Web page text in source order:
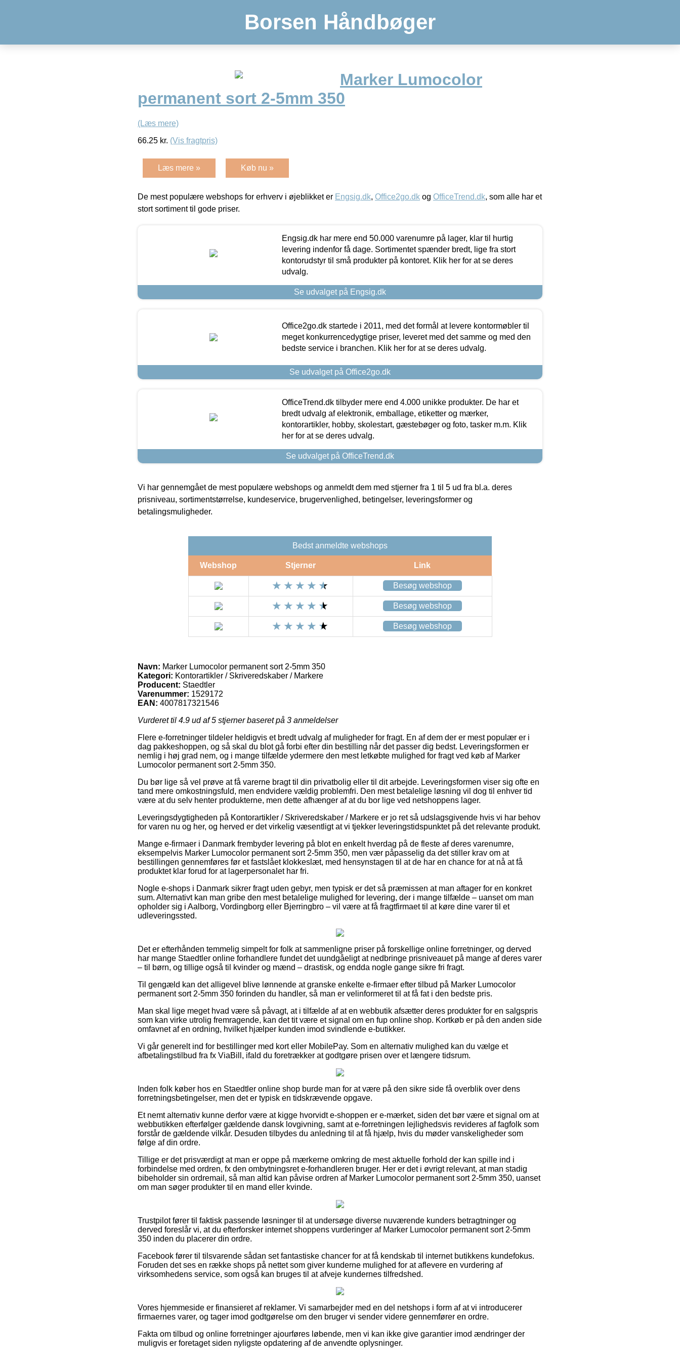
Borsen Håndbøger
Marker Lumocolor
permanent sort 2-5mm 350
(Læs mere)
66.25 kr. (Vis fragtpris)
Læs mere » Køb nu »
De mest populære webshops for erhverv i øjeblikket er Engsig.dk, Office2go.dk og OfficeTrend.dk, som alle har et
stort sortiment til gode priser.
Engsig.dk har mere end 50.000 varenumre på lager, klar til hurtig
levering indenfor få dage. Sortimentet spænder bredt, lige fra stort
kontorudstyr til små produkter på kontoret. Klik her for at se deres
udvalg.
Se udvalget på Engsig.dk
Office2go.dk startede i 2011, med det formål at levere kontormøbler til
meget konkurrencedygtige priser, leveret med det samme og med den
bedste service i branchen. Klik her for at se deres udvalg.
Se udvalget på Office2go.dk
OfficeTrend.dk tilbyder mere end 4.000 unikke produkter. De har et
bredt udvalg af elektronik, emballage, etiketter og mærker,
kontorartikler, hobby, skolestart, gæstebøger og foto, tasker m.m. Klik
her for at se deres udvalg.
Se udvalget på OfficeTrend.dk
Vi har gennemgået de mest populære webshops og anmeldt dem med stjerner fra 1 til 5 ud fra bl.a. deres
prisniveau, sortimentstørrelse, kundeservice, brugervenlighed, betingelser, leveringsformer og
betalingsmuligheder.
Bedst anmeldte webshops
Webshop Stjerner Link
Besøg webshop
Besøg webshop
Besøg webshop
Navn: Marker Lumocolor permanent sort 2-5mm 350
Kategori: Kontorartikler / Skriveredskaber / Markere
Producent: Staedtler
Varenummer: 1529172
EAN: 4007817321546
Vurderet til 4.9 ud af 5 stjerner baseret på 3 anmeldelser
Flere e-forretninger tildeler heldigvis et bredt udvalg af muligheder for fragt. En af dem der er mest populær er i
dag pakkeshoppen, og så skal du blot gå forbi efter din bestilling når det passer dig bedst. Leveringsformen er
nemlig i høj grad nem, og i mange tilfælde ydermere den mest letkøbte mulighed for fragt ved køb af Marker
Lumocolor permanent sort 2-5mm 350.
Du bør lige så vel prøve at få varerne bragt til din privatbolig eller til dit arbejde. Leveringsformen viser sig ofte en
tand mere omkostningsfuld, men endvidere vældig problemfri. Den mest betalelige løsning vil dog til enhver tid
være at du selv henter produkterne, men dette afhænger af at du bor lige ved netshoppens lager.
Leveringsdygtigheden på Kontorartikler / Skriveredskaber / Markere er jo ret så udslagsgivende hvis vi har behov
for varen nu og her, og herved er det virkelig væsentligt at vi tjekker leveringstidspunktet på det relevante produkt.
Mange e-firmaer i Danmark frembyder levering på blot en enkelt hverdag på de fleste af deres varenumre,
eksempelvis Marker Lumocolor permanent sort 2-5mm 350, men vær påpasselig da det stiller krav om at
bestillingen gennemføres før et fastslået klokkeslæt, med hensynstagen til at de har en chance for at nå at få
produktet klar forud for at lagerpersonalet har fri.
Nogle e-shops i Danmark sikrer fragt uden gebyr, men typisk er det så præmissen at man aftager for en konkret
sum. Alternativt kan man gribe den mest betalelige mulighed for levering, der i mange tilfælde – uanset om man
opholder sig i Aalborg, Vordingborg eller Bjerringbro – vil være at få fragtfirmaet til at køre dine varer til et
udleveringssted.
Det er efterhånden temmelig simpelt for folk at sammenligne priser på forskellige online forretninger, og derved
har mange Staedtler online forhandlere fundet det uundgåeligt at nedbringe prisniveauet på mange af deres varer
– til børn, og tillige også til kvinder og mænd – drastisk, og endda nogle gange sikre fri fragt.
Til gengæld kan det alligevel blive lønnende at granske enkelte e-firmaer efter tilbud på Marker Lumocolor
permanent sort 2-5mm 350 forinden du handler, så man er velinformeret til at få fat i den bedste pris.
Man skal lige meget hvad være så påvagt, at i tilfælde af at en webbutik afsætter deres produkter for en salgspris
som kan virke utrolig fremragende, kan det tit være et signal om en fup online shop. Kortkøb er på den anden side
omfavnet af en ordning, hvilket hjælper kunden imod svindlende e-butikker.
Vi går generelt ind for bestillinger med kort eller MobilePay. Som en alternativ mulighed kan du vælge et
afbetalingstilbud fra fx ViaBill, ifald du foretrækker at godtgøre prisen over et længere tidsrum.
Inden folk køber hos en Staedtler online shop burde man for at være på den sikre side få overblik over dens
forretningsbetingelser, men det er typisk en tidskrævende opgave.
Et nemt alternativ kunne derfor være at kigge hvorvidt e-shoppen er e-mærket, siden det bør være et signal om at
webbutikken efterfølger gældende dansk lovgivning, samt at e-forretningen lejlighedsvis revideres af fagfolk som
forstår de gældende vilkår. Desuden tilbydes du anledning til at få hjælp, hvis du møder vanskeligheder som
følge af din ordre.
Tillige er det prisværdigt at man er oppe på mærkerne omkring de mest aktuelle forhold der kan spille ind i
forbindelse med ordren, fx den ombytningsret e-forhandleren bruger. Her er det i øvrigt relevant, at man stadig
bibeholder sin ordremail, så man altid kan påvise ordren af Marker Lumocolor permanent sort 2-5mm 350, uanset
om man søger produkter til en mand eller kvinde.
Trustpilot fører til faktisk passende løsninger til at undersøge diverse nuværende kunders betragtninger og
derved foreslår vi, at du efterforsker internet shoppens vurderinger af Marker Lumocolor permanent sort 2-5mm
350 inden du placerer din ordre.
Facebook fører til tilsvarende sådan set fantastiske chancer for at få kendskab til internet butikkens kundefokus.
Foruden det ses en række shops på nettet som giver kunderne mulighed for at aflevere en vurdering af
virksomhedens service, som også kan bruges til at afveje kundernes tilfredshed.
Vores hjemmeside er finansieret af reklamer. Vi samarbejder med en del netshops i form af at vi introducerer
firmaernes varer, og tager imod godtgørelse om den bruger vi sender videre gennemfører en ordre.
Fakta om tilbud og online forretninger ajourføres løbende, men vi kan ikke give garantier imod ændringer der
muligvis er foretaget siden nyligste opdatering af de anvendte oplysninger.